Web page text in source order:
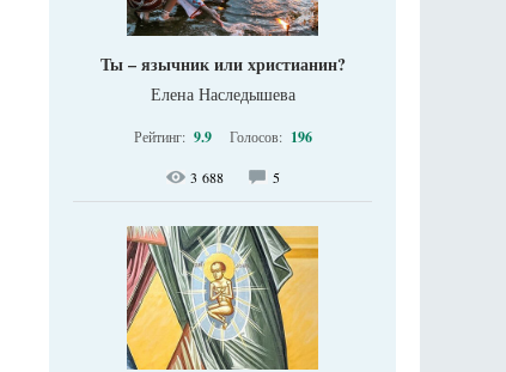
Ты – язычник или христианин?
Елена Наследышева
Рейтинг: 9.9 Голосов: 196
3 688 5